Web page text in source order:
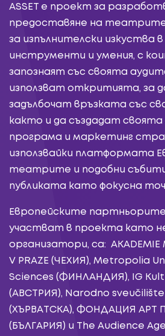
ASSET е проект за
предоставяне на
за изпълнителски изкуства
инструменти и умения, с
запознаят със своята
използват откритията, за
задълбочат връзката със
както и да създадат
програма и маркетинг
използвайки платформата
театрите и подобни
публиката като фокусна
Европейските
участват в проекта като
организатори, са: AKADEMIE
V PRAZE (ЧЕХИЯ), Metropolia
Sciences (ФИНЛАНДИЯ), IG
(АВСТРИЯ), Narodno
(ХЪРВАТСКА), ФОНДАЦИЯ АРТ
(БЪЛГАРИЯ) и The Audience